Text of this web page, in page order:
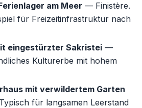
am Meer — Finistère.
für Freizeitinfrastruktur nach
eingestürzter Sakristei —
Kulturerbe mit hohem
mit verwildertem Garten
für langsamen Leerstand